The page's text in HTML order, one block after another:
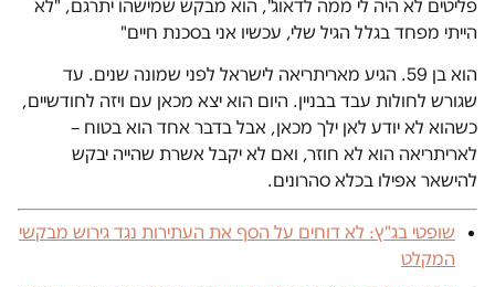
פליטים לא היה לי ממה לדאוג", הוא מבקש שמישהו יתרגם, "לא
הייתי מפחד בגלל הגיל שלי, עכשיו אני בסכנת חיים"
הוא בן 59. הגיע מאריתריאה לישראל לפני שמונה שנים. עד
שגורש לחולות עבד בבניין. היום הוא יצא מכאן עם ויזה לחודשיים,
כשהוא לא יודע לאן ילך מכאן, אבל בדבר אחד הוא בטוח –
לאריתריאה הוא לא חוזר, ואם לא יקבל אשרת שהייה יבקש
להישאר אפילו בכלא סהרונים.
שופטי בג"ץ: לא דוחים על הסף את העתירות נגד גירוש מבקשי
המקלט